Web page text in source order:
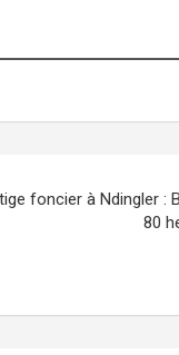
foncier à Ndingler :
80